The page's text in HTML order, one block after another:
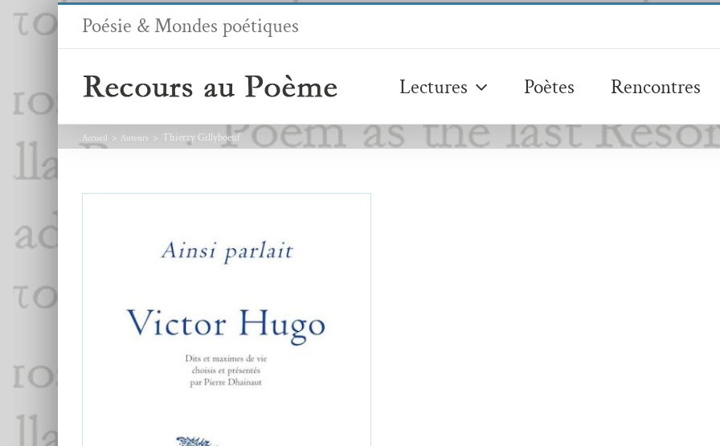
Passer
Poésie & Mondes poétiques
Lectures Poètes Rencontres
Accueil Auteurs Thierry Gillyboeuf